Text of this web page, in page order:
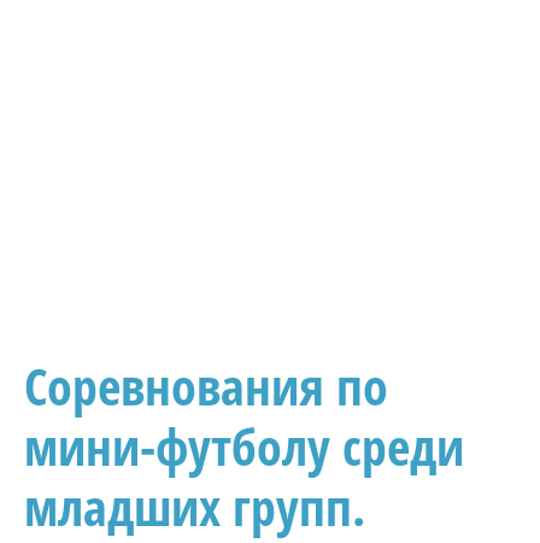
Соревнования по
мини-футболу среди
младших групп.